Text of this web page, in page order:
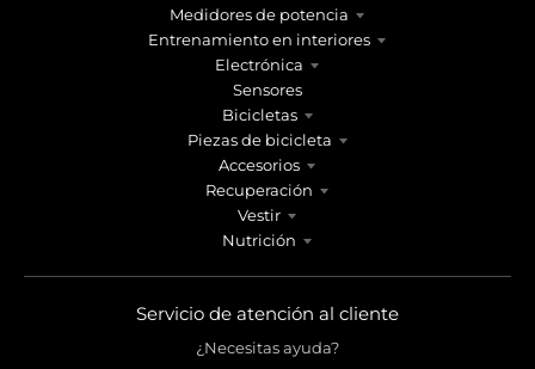
Medidores de potencia
Entrenamiento en interiores
Electrónica
Sensores
Bicicletas
Piezas de bicicleta
Accesorios
Recuperación
Vestir
Nutrición
Servicio de atención al cliente
¿Necesitas ayuda?